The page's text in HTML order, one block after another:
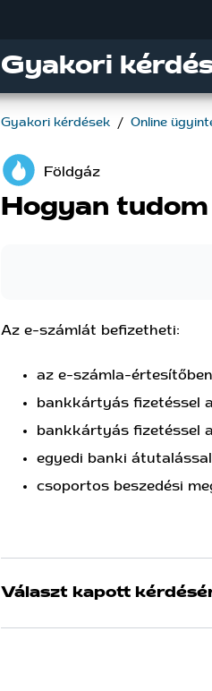
Gyakori
Gyakori kérdések / Online
Földgáz
Hogyan
Az e-számlát befizetheti:
az e-számla-
bankkártyás fizetéssel
bankkártyás fizetéssel
egyedi banki átutalással
csoportos beszedési
Választ kapott